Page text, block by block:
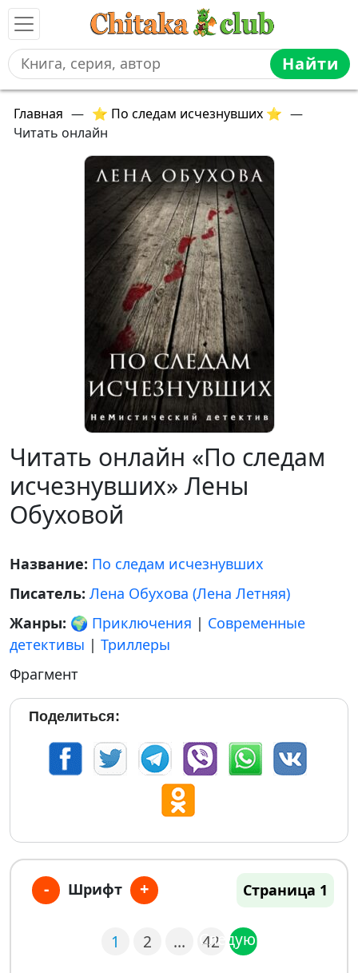
Найти
Главная — ⭐ По следам исчезнувших ⭐ —
Читать онлайн
Читать онлайн «По следам
исчезнувших» Лены
Обуховой
Название: По следам исчезнувших
Писатель: Лена Обухова (Лена Летняя)
Жанры: 🌍 Приключения | Современные
детективы | Триллеры
Фрагмент
Поделиться:
- Шрифт + Страница 1
1 2 … 42
Следующая